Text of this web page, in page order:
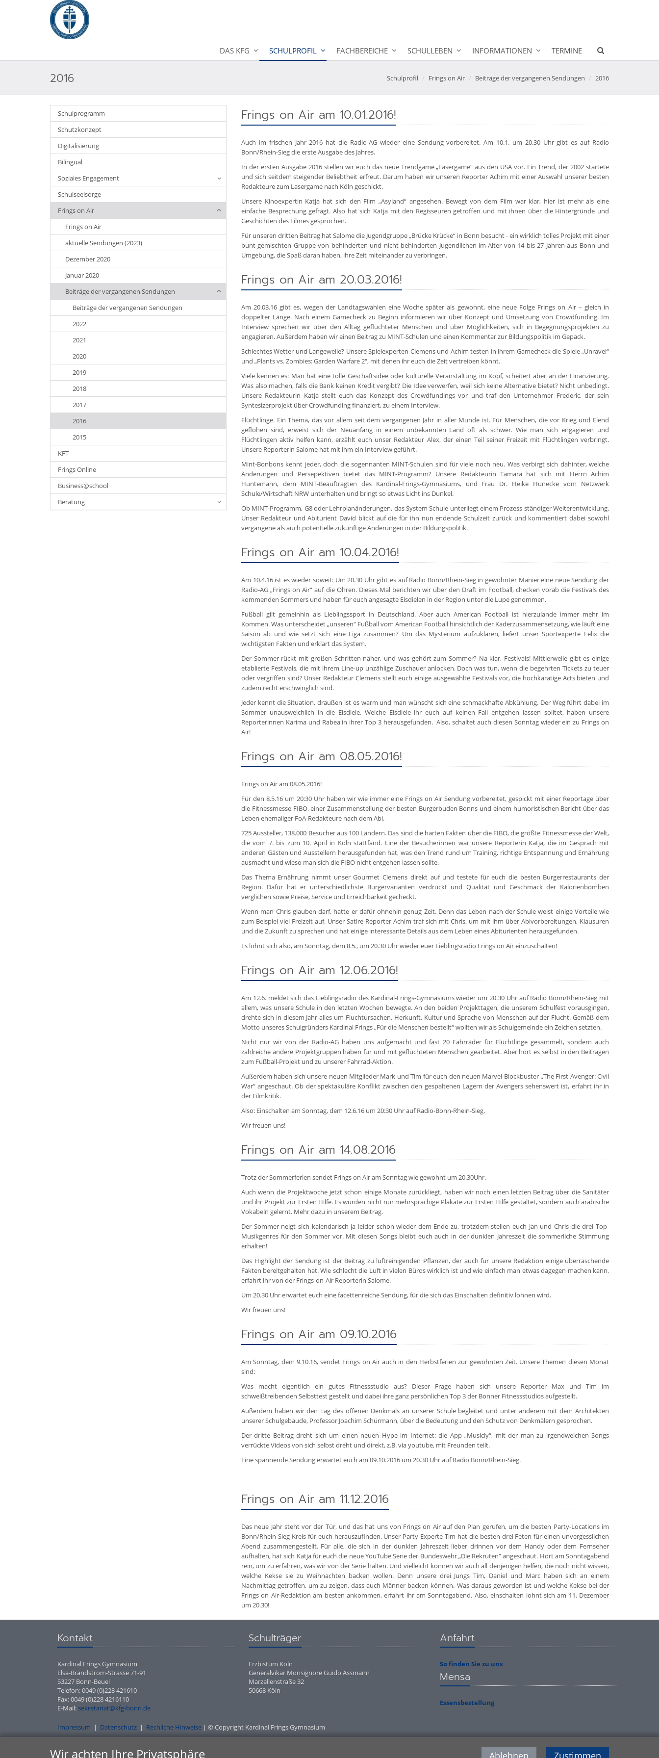
DAS KFG SCHULPROFIL FACHBEREICHE SCHULLEBEN INFORMATIONEN TERMINE
2016 Schulprofil Frings on Air Beiträge der vergangenen Sendungen 2016
Schulprogramm
Schutzkonzept
Digitalisierung
Bilingual
Soziales Engagement
Schulseelsorge
Frings on Air
Frings on Air
aktuelle Sendungen (2023)
Dezember 2020
Januar 2020
Beiträge der vergangenen Sendungen
Beiträge der vergangenen Sendungen
2022
2021
2020
2019
2018
2017
2016
2015
KFT
Frings Online
Business@school
Beratung
Frings on Air am 10.01.2016!
Auch im frischen Jahr 2016 hat die Radio-AG wieder eine Sendung vorbereitet. Am 10.1. um 20.30 Uhr gibt es auf Radio
Bonn/Rhein-Sieg die erste Ausgabe des Jahres.
In der ersten Ausgabe 2016 stellen wir euch das neue Trendgame „Lasergame“ aus den USA vor. Ein Trend, der 2002 startete
und sich seitdem steigender Beliebtheit erfreut. Darum haben wir unseren Reporter Achim mit einer Auswahl unserer besten
Redakteure zum Lasergame nach Köln geschickt.
Unsere Kinoexpertin Katja hat sich den Film „Asyland“ angesehen. Bewegt von dem Film war klar, hier ist mehr als eine
einfache Besprechung gefragt. Also hat sich Katja mit den Regisseuren getroffen und mit ihnen über die Hintergründe und
Geschichten des Filmes gesprochen.
Für unseren dritten Beitrag hat Salome die Jugendgruppe „Brücke Krücke“ in Bonn besucht - ein wirklich tolles Projekt mit einer
bunt gemischten Gruppe von behinderten und nicht behinderten Jugendlichen im Alter von 14 bis 27 Jahren aus Bonn und
Umgebung, die Spaß daran haben, ihre Zeit miteinander zu verbringen.
Frings on Air am 20.03.2016!
Am 20.03.16 gibt es, wegen der Landtagswahlen eine Woche später als gewohnt, eine neue Folge Frings on Air – gleich in
doppelter Länge. Nach einem Gamecheck zu Beginn informieren wir über Konzept und Umsetzung von Crowdfunding. Im
Interview sprechen wir über den Alltag geflüchteter Menschen und über Möglichkeiten, sich in Begegnungsprojekten zu
engagieren. Außerdem haben wir einen Beitrag zu MINT-Schulen und einen Kommentar zur Bildungspolitik im Gepäck.
Schlechtes Wetter und Langeweile? Unsere Spielexperten Clemens und Achim testen in ihrem Gamecheck die Spiele „Unravel“
und „Plants vs. Zombies: Garden Warfare 2“, mit denen ihr euch die Zeit vertreiben könnt.
Viele kennen es: Man hat eine tolle Geschäftsidee oder kulturelle Veranstaltung im Kopf, scheitert aber an der Finanzierung.
Was also machen, falls die Bank keinen Kredit vergibt? Die Idee verwerfen, weil sich keine Alternative bietet? Nicht unbedingt.
Unsere Redakteurin Katja stellt euch das Konzept des Crowdfundings vor und traf den Unternehmer Frederic, der sein
Syntesizerprojekt über Crowdfunding finanziert, zu einem Interview.
Flüchtlinge. Ein Thema, das vor allem seit dem vergangenen Jahr in aller Munde ist. Für Menschen, die vor Krieg und Elend
geflohen sind, erweist sich der Neuanfang in einem unbekannten Land oft als schwer. Wie man sich engagieren und
Flüchtlingen aktiv helfen kann, erzählt euch unser Redakteur Alex, der einen Teil seiner Freizeit mit Flüchtlingen verbringt.
Unsere Reporterin Salome hat mit ihm ein Interview geführt.
Mint-Bonbons kennt jeder, doch die sogennanten MINT-Schulen sind für viele noch neu. Was verbirgt sich dahinter, welche
Änderungen und Persepektiven bietet das MINT-Programm? Unsere Redakteurin Tamara hat sich mit Herrn Achim
Huntemann, dem MINT-Beauftragten des Kardinal-Frings-Gymnasiums, und Frau Dr. Heike Hunecke vom Netzwerk
Schule/Wirtschaft NRW unterhalten und bringt so etwas Licht ins Dunkel.
Ob MINT-Programm, G8 oder Lehrplanänderungen, das System Schule unterliegt einem Prozess ständiger Weiterentwicklung.
Unser Redakteur und Abiturient David blickt auf die für ihn nun endende Schulzeit zurück und kommentiert dabei sowohl
vergangene als auch potentielle zukünftige Änderungen in der Bildungspolitik.
Frings on Air am 10.04.2016!
Am 10.4.16 ist es wieder soweit: Um 20.30 Uhr gibt es auf Radio Bonn/Rhein-Sieg in gewohnter Manier eine neue Sendung der
Radio-AG „Frings on Air“ auf die Ohren. Dieses Mal berichten wir über den Draft im Football, checken vorab die Festivals des
kommenden Sommers und haben für euch angesagte Eisdielen in der Region unter die Lupe genommen.
Fußball gilt gemeinhin als Lieblingssport in Deutschland. Aber auch American Football ist hierzulande immer mehr im
Kommen. Was unterscheidet „unseren“ Fußball vom American Football hinsichtlich der Kaderzusammensetzung, wie läuft eine
Saison ab und wie setzt sich eine Liga zusammen? Um das Mysterium aufzuklären, liefert unser Sportexperte Felix die
wichtigsten Fakten und erklärt das System.
Der Sommer rückt mit großen Schritten näher, und was gehört zum Sommer? Na klar, Festivals! Mittlerweile gibt es einige
etablierte Festivals, die mit ihrem Line-up unzählige Zuschauer anlocken. Doch was tun, wenn die begehrten Tickets zu teuer
oder vergriffen sind? Unser Redakteur Clemens stellt euch einige ausgewählte Festivals vor, die hochkarätige Acts bieten und
zudem recht erschwinglich sind.
Jeder kennt die Situation, draußen ist es warm und man wünscht sich eine schmackhafte Abkühlung. Der Weg führt dabei im
Sommer unausweichlich in die Eisdiele. Welche Eisdiele ihr euch auf keinen Fall entgehen lassen solltet, haben unsere
Reporterinnen Karima und Rabea in ihrer Top 3 herausgefunden. Also, schaltet auch diesen Sonntag wieder ein zu Frings on
Air!
Frings on Air am 08.05.2016!
Frings on Air am 08.05.2016!
Für den 8.5.16 um 20:30 Uhr haben wir wie immer eine Frings on Air Sendung vorbereitet, gespickt mit einer Reportage über
die Fitnessmesse FIBO, einer Zusammenstellung der besten Burgerbuden Bonns und einem humoristischen Bericht über das
Leben ehemaliger FoA-Redakteure nach dem Abi.
725 Aussteller, 138.000 Besucher aus 100 Ländern. Das sind die harten Fakten über die FIBO, die größte Fitnessmesse der Welt,
die vom 7. bis zum 10. April in Köln stattfand. Eine der Besucherinnen war unsere Reporterin Katja, die im Gespräch mit
anderen Gästen und Ausstellern herausgefunden hat, was den Trend rund um Training, richtige Entspannung und Ernährung
ausmacht und wieso man sich die FIBO nicht entgehen lassen sollte.
Das Thema Ernährung nimmt unser Gourmet Clemens direkt auf und testete für euch die besten Burgerrestaurants der
Region. Dafür hat er unterschiedlichste Burgervarianten verdrückt und Qualität und Geschmack der Kalorienbomben
verglichen sowie Preise, Service und Erreichbarkeit gecheckt.
Wenn man Chris glauben darf, hatte er dafür ohnehin genug Zeit. Denn das Leben nach der Schule weist einige Vorteile wie
zum Beispiel viel Freizeit auf. Unser Satire-Reporter Achim traf sich mit Chris, um mit ihm über Abivorbereitungen, Klausuren
und die Zukunft zu sprechen und hat einige interessante Details aus dem Leben eines Abiturienten herausgefunden.
Es lohnt sich also, am Sonntag, dem 8.5., um 20.30 Uhr wieder euer Lieblingsradio Frings on Air einzuschalten!
Frings on Air am 12.06.2016!
Am 12.6. meldet sich das Lieblingsradio des Kardinal-Frings-Gymnasiums wieder um 20.30 Uhr auf Radio Bonn/Rhein-Sieg mit
allem, was unsere Schule in den letzten Wochen bewegte. An den beiden Projekttagen, die unserem Schulfest vorausgingen,
drehte sich in diesem Jahr alles um Fluchtursachen, Herkunft, Kultur und Sprache von Menschen auf der Flucht. Gemäß dem
Motto unseres Schulgründers Kardinal Frings „Für die Menschen bestellt“ wollten wir als Schulgemeinde ein Zeichen setzten.
Nicht nur wir von der Radio-AG haben uns aufgemacht und fast 20 Fahrräder für Flüchtlinge gesammelt, sondern auch
zahlreiche andere Projektgruppen haben für und mit geflüchteten Menschen gearbeitet. Aber hört es selbst in den Beiträgen
zum Fußball-Projekt und zu unserer Fahrrad-Aktion.
Außerdem haben sich unsere neuen Mitglieder Mark und Tim für euch den neuen Marvel-Blockbuster „The First Avenger: Civil
War“ angeschaut. Ob der spektakuläre Konflikt zwischen den gespaltenen Lagern der Avengers sehenswert ist, erfahrt ihr in
der Filmkritik.
Also: Einschalten am Sonntag, dem 12.6.16 um 20:30 Uhr auf Radio-Bonn-Rhein-Sieg.
Wir freuen uns!
Frings on Air am 14.08.2016
Trotz der Sommerferien sendet Frings on Air am Sonntag wie gewohnt um 20.30Uhr.
Auch wenn die Projektwoche jetzt schon einige Monate zurückliegt, haben wir noch einen letzten Beitrag über die Sanitäter
und ihr Projekt zur Ersten Hilfe. Es wurden nicht nur mehrsprachige Plakate zur Ersten Hilfe gestaltet, sondern auch arabische
Vokabeln gelernt. Mehr dazu in unserem Beitrag.
Der Sommer neigt sich kalendarisch ja leider schon wieder dem Ende zu, trotzdem stellen euch Jan und Chris die drei Top-
Musikgenres für den Sommer vor. Mit diesen Songs bleibt euch auch in der dunklen Jahreszeit die sommerliche Stimmung
erhalten!
Das Highlight der Sendung ist der Beitrag zu luftreinigenden Pflanzen, der auch für unsere Redaktion einige überraschende
Fakten bereitgehalten hat. Wie schlecht die Luft in vielen Büros wirklich ist und wie einfach man etwas dagegen machen kann,
erfahrt ihr von der Frings-on-Air Reporterin Salome.
Um 20.30 Uhr erwartet euch eine facettenreiche Sendung, für die sich das Einschalten definitiv lohnen wird.
Wir freuen uns!
Frings on Air am 09.10.2016
Am Sonntag, dem 9.10.16, sendet Frings on Air auch in den Herbstferien zur gewohnten Zeit. Unsere Themen diesen Monat
sind:
Was macht eigentlich ein gutes Fitnessstudio aus? Dieser Frage haben sich unsere Reporter Max und Tim im
schweißtreibenden Selbsttest gestellt und dabei ihre ganz persönlichen Top 3 der Bonner Fitnessstudios aufgestellt.
Außerdem haben wir den Tag des offenen Denkmals an unserer Schule begleitet und unter anderem mit dem Architekten
unserer Schulgebäude, Professor Joachim Schürmann, über die Bedeutung und den Schutz von Denkmälern gesprochen.
Der dritte Beitrag dreht sich um einen neuen Hype im Internet: die App „Musicly“, mit der man zu irgendwelchen Songs
verrückte Videos von sich selbst dreht und direkt, z.B. via youtube, mit Freunden teilt.
Eine spannende Sendung erwartet euch am 09.10.2016 um 20.30 Uhr auf Radio Bonn/Rhein-Sieg.
Frings on Air am 11.12.2016
Das neue Jahr steht vor der Tür, und das hat uns von Frings on Air auf den Plan gerufen, um die besten Party-Locations im
Bonn/Rhein-Sieg-Kreis für euch herauszufinden. Unser Party-Experte Tim hat die besten drei Feten für einen unvergesslichen
Abend zusammengestellt. Für alle, die sich in der dunklen Jahreszeit lieber drinnen vor dem Handy oder dem Fernseher
aufhalten, hat sich Katja für euch die neue YouTube Serie der Bundeswehr „Die Rekruten“ angeschaut. Hört am Sonntagabend
rein, um zu erfahren, was wir von der Serie halten. Und vielleicht können wir auch all denjenigen helfen, die noch nicht wissen,
welche Kekse sie zu Weihnachten backen wollen. Denn unsere drei Jungs Tim, Daniel und Marc haben sich an einem
Nachmittag getroffen, um zu zeigen, dass auch Männer backen können. Was daraus geworden ist und welche Kekse bei der
Frings on Air-Redaktion am besten ankommen, erfahrt ihr am Sonntagabend. Also, einschalten lohnt sich am 11. Dezember
um 20.30!
Kontakt
Kardinal Frings Gymnasium
Elsa-Brändström-Strasse 71-91
53227 Bonn-Beuel
Telefon: 0049 (0)228 421610
Fax: 0049 (0)228 4216110
E-Mail: sekretariat@kfg-bonn.de
Schulträger
Erzbistum Köln
Generalvikar Monsignore Guido Assmann
Marzellenstraße 32
50668 Köln
Anfahrt
So finden Sie zu uns
Mensa
Essensbestellung
Impressum | Datenschutz | Rechliche Hinweise | © Copyright Kardinal Frings Gymnasium
Wir achten Ihre Privatsphäre Ablehnen Zustimmen